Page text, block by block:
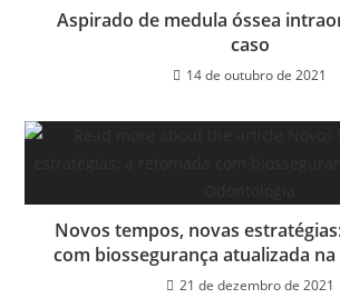
Aspirado de medula óssea
caso
14 de outubro de 2021
Novos tempos, novas
com biossegurança atualizada
21 de dezembro de 2021